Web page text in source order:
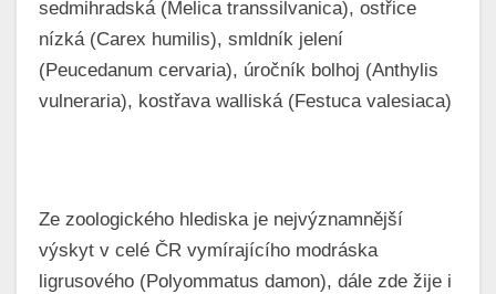
sedmihradská (Melica transsilvanica), ostřice
nízká (Carex humilis), smldník jelení
(Peucedanum cervaria), úročník bolhoj (Anthylis
vulneraria), kostřava walliská (Festuca valesiaca)
Ze zoologického hlediska je nejvýznamnější
výskyt v celé ČR vymírajícího modráska
ligrusového (Polyommatus damon), dále zde žije i